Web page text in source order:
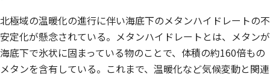
北極域の温暖化の進行に伴い海底下のメタンハイドレートの不
安定化が懸念されている。メタンハイドレートとは、メタンが
海底下で氷状に固まっている物のことで、体積の約160倍もの
メタンを含有している。これまで、温暖化など気候変動と関連